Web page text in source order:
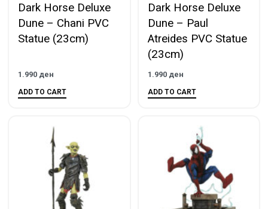
Dark Horse Deluxe
Dune – Chani PVC
Statue (23cm)
1.990 ден
ADD TO CART
Dark Horse Deluxe
Dune – Paul
Atreides PVC Statue
(23cm)
1.990 ден
ADD TO CART